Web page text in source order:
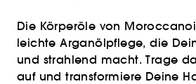
Die Körperöle von
leichte Arganölpflege, die
und strahlend macht. Trage
auf und transformiere Deine